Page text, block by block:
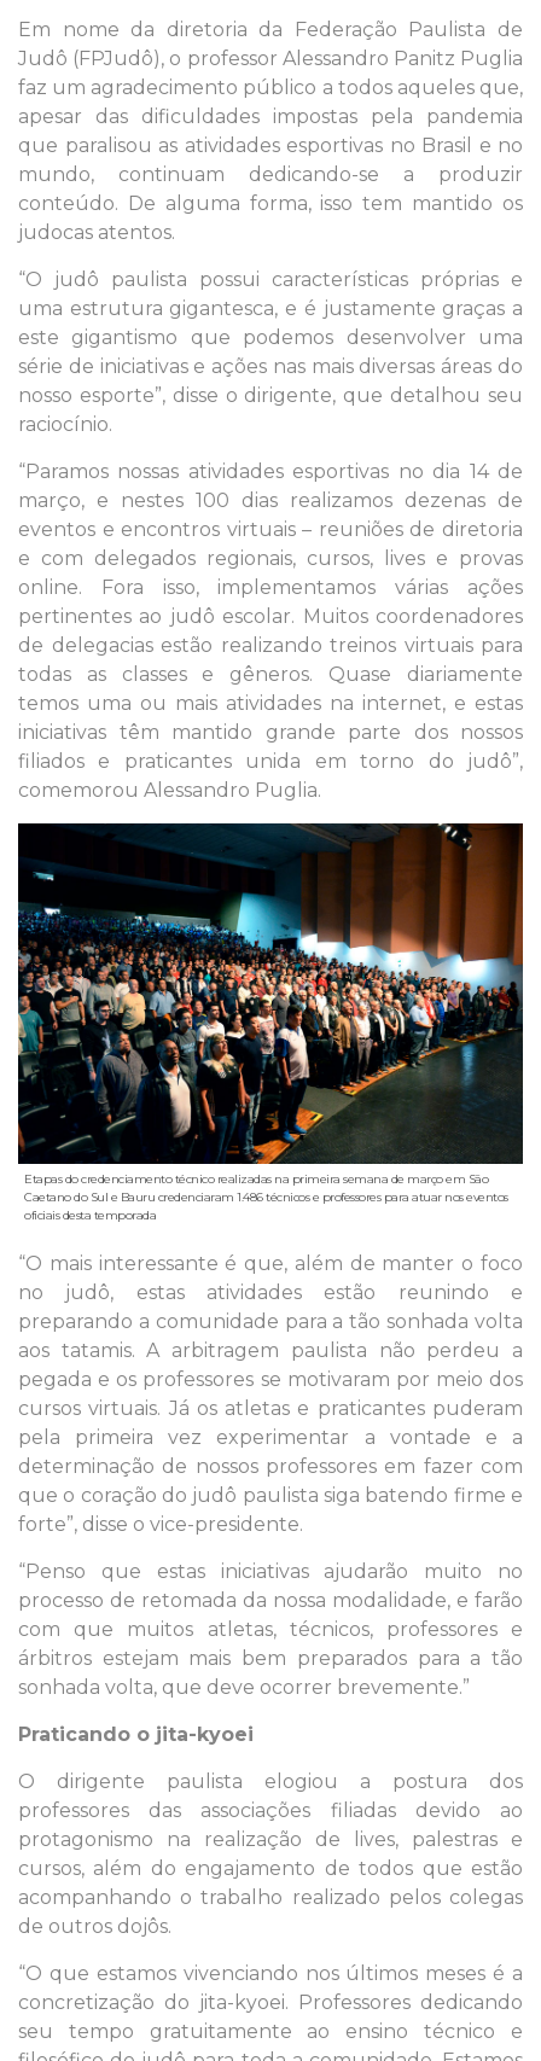
Em nome da diretoria da Federação Paulista de
Judô (FPJudô), o professor Alessandro Panitz Puglia
faz um agradecimento público a todos aqueles que,
apesar das dificuldades impostas pela pandemia
que paralisou as atividades esportivas no Brasil e no
mundo, continuam dedicando-se a produzir
conteúdo. De alguma forma, isso tem mantido os
judocas atentos.
“O judô paulista possui características próprias e
uma estrutura gigantesca, e é justamente graças a
este gigantismo que podemos desenvolver uma
série de iniciativas e ações nas mais diversas áreas do
nosso esporte”, disse o dirigente, que detalhou seu
raciocínio.
“Paramos nossas atividades esportivas no dia 14 de
março, e nestes 100 dias realizamos dezenas de
eventos e encontros virtuais – reuniões de diretoria
e com delegados regionais, cursos, lives e provas
online. Fora isso, implementamos várias ações
pertinentes ao judô escolar. Muitos coordenadores
de delegacias estão realizando treinos virtuais para
todas as classes e gêneros. Quase diariamente
temos uma ou mais atividades na internet, e estas
iniciativas têm mantido grande parte dos nossos
filiados e praticantes unida em torno do judô”,
comemorou Alessandro Puglia.
Etapas do credenciamento técnico realizadas na primeira semana de março em São
Caetano do Sul e Bauru credenciaram 1.486 técnicos e professores para atuar nos eventos
oficiais desta temporada
“O mais interessante é que, além de manter o foco
no judô, estas atividades estão reunindo e
preparando a comunidade para a tão sonhada volta
aos tatamis. A arbitragem paulista não perdeu a
pegada e os professores se motivaram por meio dos
cursos virtuais. Já os atletas e praticantes puderam
pela primeira vez experimentar a vontade e a
determinação de nossos professores em fazer com
que o coração do judô paulista siga batendo firme e
forte”, disse o vice-presidente.
“Penso que estas iniciativas ajudarão muito no
processo de retomada da nossa modalidade, e farão
com que muitos atletas, técnicos, professores e
árbitros estejam mais bem preparados para a tão
sonhada volta, que deve ocorrer brevemente.”
Praticando o jita-kyoei
O dirigente paulista elogiou a postura dos
professores das associações filiadas devido ao
protagonismo na realização de lives, palestras e
cursos, além do engajamento de todos que estão
acompanhando o trabalho realizado pelos colegas
de outros dojôs.
“O que estamos vivenciando nos últimos meses é a
concretização do jita-kyoei. Professores dedicando
seu tempo gratuitamente ao ensino técnico e